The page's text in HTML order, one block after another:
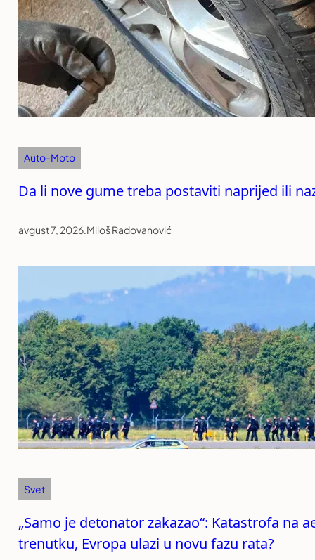
Auto-Moto
Da li nove gume treba postaviti naprijed ili
avgust 7, 2026.Miloš Radovanović
Svet
„Samo je detonator zakazao“: Katastrofa na
trenutku, Evropa ulazi u novu fazu rata?